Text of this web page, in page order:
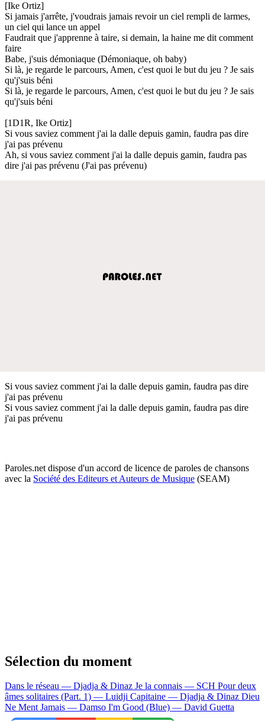
[Ike Ortiz]
Si jamais j'arrête, j'voudrais jamais revoir un ciel rempli de larmes,
un ciel qui lance un appel
Faudrait que j'apprenne à taire, si demain, la haine me dit comment
faire
Babe, j'suis démoniaque (Démoniaque, oh baby)
Si là, je regarde le parcours, Amen, c'est quoi le but du jeu ? Je sais
qu'j'suis béni
Si là, je regarde le parcours, Amen, c'est quoi le but du jeu ? Je sais
qu'j'suis béni
[1D1R, Ike Ortiz]
Si vous saviez comment j'ai la dalle depuis gamin, faudra pas dire
j'ai pas prévenu
Ah, si vous saviez comment j'ai la dalle depuis gamin, faudra pas
dire j'ai pas prévenu (J'ai pas prévenu)
Si vous saviez comment j'ai la dalle depuis gamin, faudra pas dire
j'ai pas prévenu
Si vous saviez comment j'ai la dalle depuis gamin, faudra pas dire
j'ai pas prévenu
Paroles.net dispose d'un accord de licence de paroles de chansons
avec la Société des Editeurs et Auteurs de Musique (SEAM)
Sélection du moment
Dans le réseau — Djadja & Dinaz Je la connais — SCH Pour deux
âmes solitaires (Part. 1) — Luidji Capitaine — Djadja & Dinaz Dieu
Ne Ment Jamais — Damso I'm Good (Blue) — David Guetta